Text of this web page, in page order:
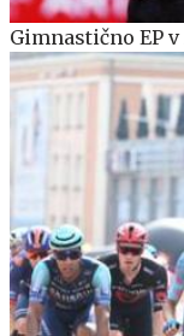
Gimnastično EP